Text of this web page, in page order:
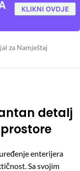
za Namještaj
detalj
enterijera
Sa svojim